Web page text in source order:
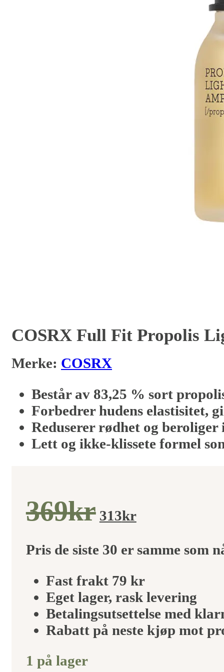
COSRX Full Fit Propolis
Merke: COSRX
Består av 83,25 % sort
Forbedrer hudens elastisitet,
Reduserer rødhet og
Lett og ikke-klissete formel
369kr
pris
var:
369kr.
313kr
pris
er:
313kr.
Pris de siste 30 er samme som
Fast frakt 79 kr
Eget lager, rask levering
Betalingsutsettelse med
Rabatt på neste kjøp mot
1 på lager